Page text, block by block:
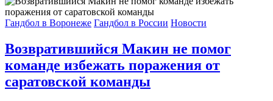
Гандбол в Воронеже Гандбол в России Новости
Возвратившийся Макин не помог
команде избежать поражения от
саратовской команды